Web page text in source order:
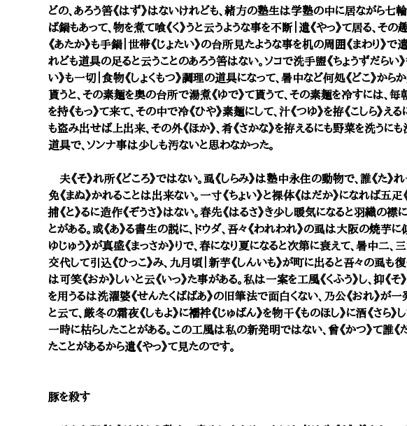
どの、あろう筈《はず》はないけれども、緒方の塾生は学塾の中に居ながら七輪
ば鍋もあって、物を煮て喰《く》うと云うような事を不断｜遣《やっ》て居る、その
《あたか》も手鍋｜世帯《じょたい》の台所見たような事を机の周囲《まわり》で遣
れども道具の足ると云うことのあろう筈はない。ソコで洗手盥《ちょうずだらい
い》も一切｜食物《しょくもつ》調理の道具になって、暑中など何処《どこ》から
貰うと、その素麺を奥の台所で湯煮《ゆで》て貰うて、その素麺を冷すには、毎
を持《もっ》て来て、その中で冷《ひや》素麺にして、汁《つゆ》を拵《こしら》
も盗み出せば上出来、その外《ほか》、肴《さかな》を拵えるにも野菜を洗うに
道具で、ソンナ事は少しも汚ないと思わなかった。
夫《そ》れ所《どころ》ではない。虱《しらみ》は塾中永住の動物で、誰《た》
免《まぬ》かれることは出来ない。一寸《ちょい》と裸体《はだか》になれば五疋
捕《と》るに造作《ぞうさ》はない。春先《はるさ》き少し暖気になると羽織の襟
とがある。或《あ》る書生の説に、ドウダ、吾々《われわれ》の虱は大阪の焼芋に
ゆじゅう》が真盛《まっさか》りで、春になり夏になると次第に衰えて、暑中二、三
交代して引込《ひっこ》み、九月頃｜新芋《しんいも》が町に出ると吾々の虱も復
は可笑《おか》しいと云《いっ》た事がある。私は一案を工風《くふう》し、抑《
を用うるは洗濯婆《せんたくばばあ》の旧筆法で面白くない、乃公《おれ》が
と云て、厳冬の霜夜《しもよ》に襦袢《じゅばん》を物干《ものほし》に洒《さら
一時に枯らしたことがある。この工風は私の新発明ではない、曾《かつ》て誰《
たことがあるから遣《やっ》て見たのです。
豚を殺す